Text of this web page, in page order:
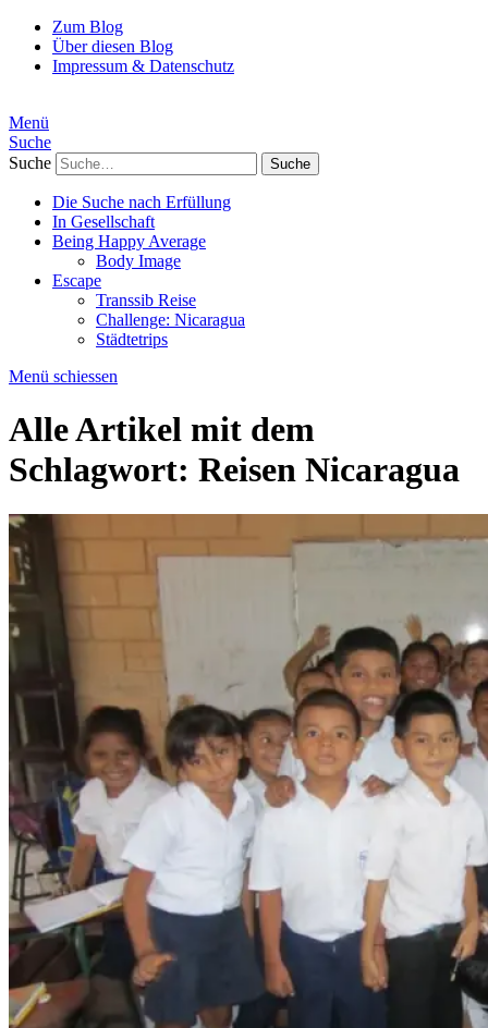
Zum Blog
Über diesen Blog
Impressum & Datenschutz
Menü
Suche
Suche
Die Suche nach Erfüllung
In Gesellschaft
Being Happy Average
Body Image
Escape
Transsib Reise
Challenge: Nicaragua
Städtetrips
Menü schiessen
Alle Artikel mit dem
Schlagwort: Reisen Nicaragua